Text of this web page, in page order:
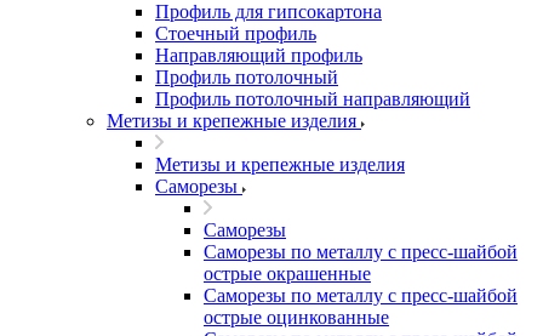
Профиль для гипсокартона
Стоечный профиль
Направляющий профиль
Профиль потолочный
Профиль потолочный направляющий
Метизы и крепежные изделия
Метизы и крепежные изделия
Саморезы
Саморезы
Саморезы по металлу с пресс-шайбой
острые окрашенные
Саморезы по металлу с пресс-шайбой
острые оцинкованные